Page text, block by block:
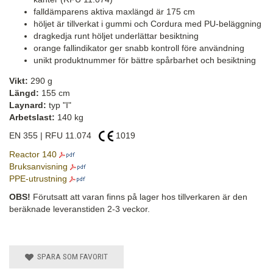
falldämparens aktiva maxlängd är 175 cm
höljet är tillverkat i gummi och Cordura med PU-beläggning
dragkedja runt höljet underlättar besiktning
orange fallindikator ger snabb kontroll före användning
unikt produktnummer för bättre spårbarhet och besiktning
Vikt: 290 g
Längd: 155 cm
Laynard: typ "I"
Arbetslast: 140 kg
EN 355 | RFU 11.074
1019
Reactor 140
Bruksanvisning
PPE-utrustning
OBS! Förutsatt att varan finns på lager hos tillverkaren är den
beräknade leveranstiden 2-3 veckor.
SPARA SOM FAVORIT